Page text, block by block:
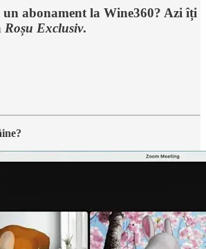
un abonament la Wine360? Azi îți
Roșu Exclusiv.